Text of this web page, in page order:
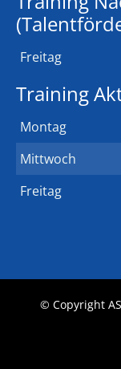
Freitag
Training
Montag
Mittwoch
Freitag
© Copyright